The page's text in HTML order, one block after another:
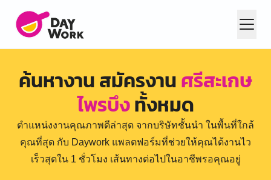
ค้นหางาน สมัครงานศรีสะเกษ
ไพรบึงทั้งหมด
ตำแหน่งงานคุณภาพดีล่าสุด จากบริษัทชั้นนำ ในพื้นที่ใกล้
คุณที่สุด กับ Daywork แพลตฟอร์มที่ช่วยให้คุณได้งานไว
เร็วสุดใน 1 ชั่วโมง เส้นทางต่อไปในอาชีพรอคุณอยู่